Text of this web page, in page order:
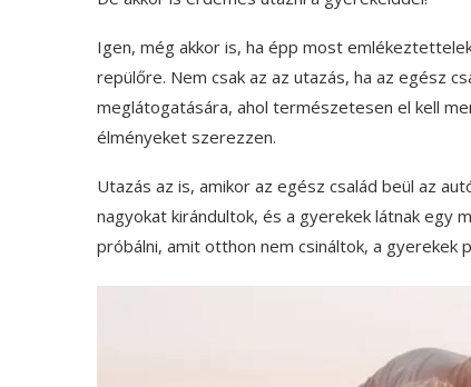
Igen, még akkor is, ha épp most
repülőre. Nem csak az az utazás, ha az egész
meglátogatására, ahol természetesen el kell
élményeket szerezzen.
Utazás az is, amikor az egész család beül az
nagyokat kirándultok, és a gyerekek látnak egy
próbálni, amit otthon nem csináltok, a gyerekek